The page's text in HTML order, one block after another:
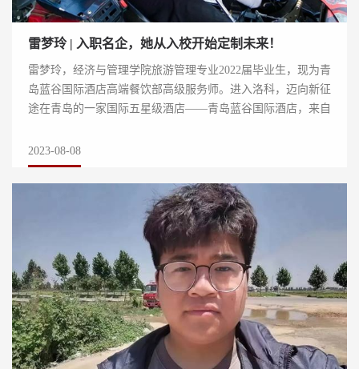
雷梦玲 | 入职名企，她从入校开始定制未来！
雷梦玲，经济与管理学院旅游管理专业2022届毕业生，现为青
岛蓝谷国际酒店高端餐饮部高级服务师。进入洛科，迈向新征
途在青岛的一家国际五星级酒店——青岛蓝谷国际酒店，来自
2023-08-08